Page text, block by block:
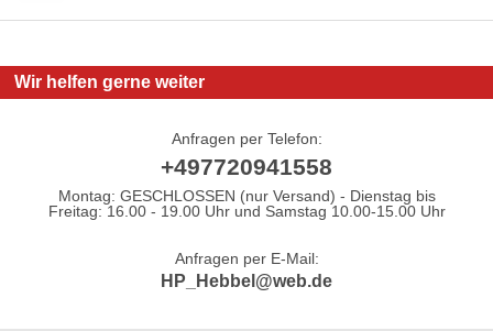
Wir helfen gerne weiter
Anfragen per Telefon:
+497720941558
Montag: GESCHLOSSEN (nur Versand) - Dienstag bis
Freitag: 16.00 - 19.00 Uhr und Samstag 10.00-15.00 Uhr
Anfragen per E-Mail:
HP_Hebbel@web.de